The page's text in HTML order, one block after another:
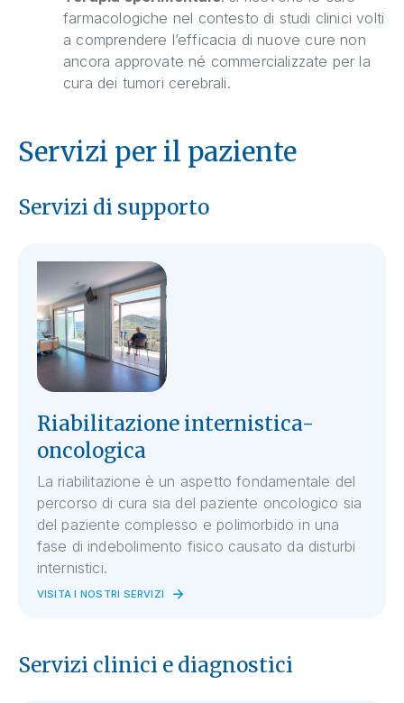
farmacologiche nel contesto di studi clinici volti
a comprendere l’efficacia di nuove cure non
ancora approvate né commercializzate per la
cura dei tumori cerebrali.
Servizi per il paziente
Servizi di supporto
Riabilitazione internistica-
oncologica
La riabilitazione è un aspetto fondamentale del
percorso di cura sia del paziente oncologico sia
del paziente complesso e polimorbido in una
fase di indebolimento fisico causato da disturbi
internistici.
VISITA I NOSTRI SERVIZI
Servizi clinici e diagnostici